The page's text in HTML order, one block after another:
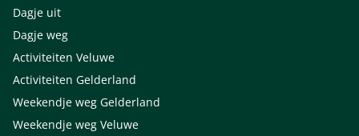
Dagje uit
Dagje weg
Activiteiten Veluwe
Activiteiten Gelderland
Weekendje weg Gelderland
Weekendje weg Veluwe